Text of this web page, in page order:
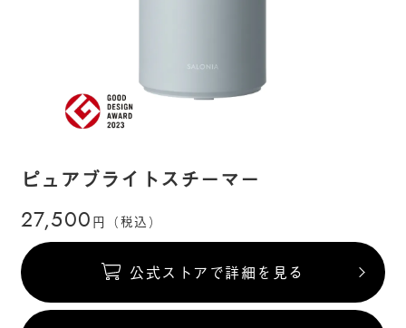
ピュアブライトスチーマー
27,500 円（税込）
公式ストアで詳細を見る